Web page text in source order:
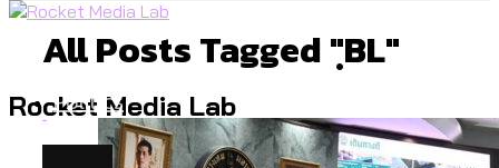
Rocket Media Lab
Politics
All Posts Tagged "ฺBL"